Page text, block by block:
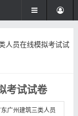
人员在线模拟考试试
考试试卷
广州建筑三类人员